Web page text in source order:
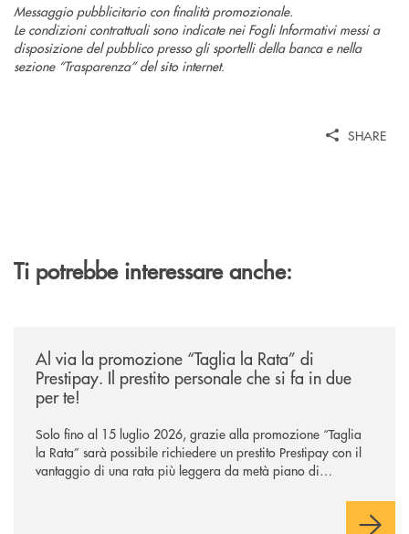
Messaggio pubblicitario con finalità promozionale.
Le condizioni contrattuali sono indicate nei Fogli Informativi messi a
disposizione del pubblico presso gli sportelli della banca e nella
sezione “Trasparenza” del sito internet.
SHARE
Ti potrebbe interessare anche:
Al via la promozione “Taglia la Rata” di
Prestipay. Il prestito personale che si fa in due
per te!
Solo fino al 15 luglio 2026, grazie alla promozione “Taglia
la Rata” sarà possibile richiedere un prestito Prestipay con il
vantaggio di una rata più leggera da metà piano di